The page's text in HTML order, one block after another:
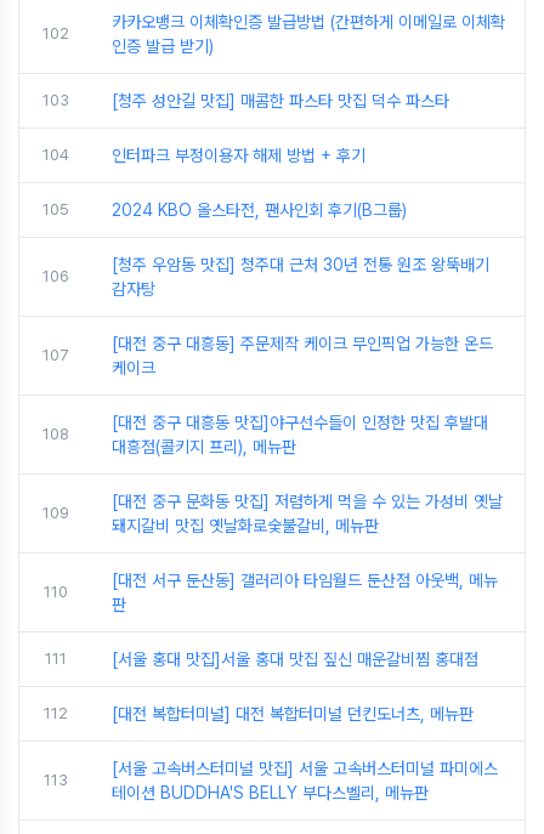
102
카카오뱅크 이체확인증 발급방법 (간편하게 이메일로 이체확
인증 발급 받기)
103 [청주 성안길 맛집] 매콤한 파스타 맛집 덕수 파스타
104 인터파크 부정이용자 해제 방법 + 후기
105 2024 KBO 올스타전, 팬사인회 후기(B그룹)
106
[청주 우암동 맛집] 청주대 근처 30년 전통 원조 왕뚝배기
감자탕
107
[대전 중구 대흥동] 주문제작 케이크 무인픽업 가능한 온드
케이크
108
[대전 중구 대흥동 맛집]야구선수들이 인정한 맛집 후발대
대흥점(콜키지 프리), 메뉴판
109
[대전 중구 문화동 맛집] 저렴하게 먹을 수 있는 가성비 옛날
돼지갈비 맛집 옛날화로숯불갈비, 메뉴판
110
[대전 서구 둔산동] 갤러리아 타임월드 둔산점 아웃백, 메뉴
판
111 [서울 홍대 맛집]서울 홍대 맛집 짚신 매운갈비찜 홍대점
112 [대전 복합터미널] 대전 복합터미널 던킨도너츠, 메뉴판
113
[서울 고속버스터미널 맛집] 서울 고속버스터미널 파미에스
테이션 BUDDHA'S BELLY 부다스벨리, 메뉴판